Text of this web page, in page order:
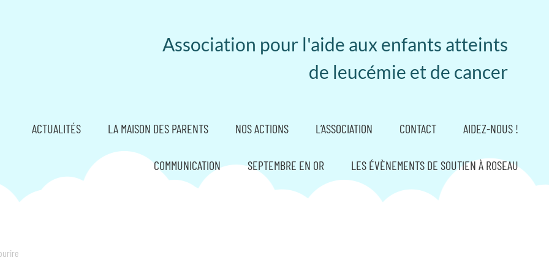
Association pour l'aide aux enfants atteints
de leucémie et de cancer
ACTUALITÉS LA MAISON DES PARENTS NOS ACTIONS L’ASSOCIATION CONTACT AIDEZ-NOUS !
COMMUNICATION SEPTEMBRE EN OR LES ÉVÈNEMENTS DE SOUTIEN À ROSEAU